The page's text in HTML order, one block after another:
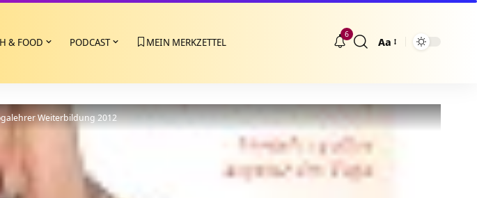
& FOOD PODCAST MEIN MERKZETTEL
6
Größenänderung
Aa
Weiterbildung 2012